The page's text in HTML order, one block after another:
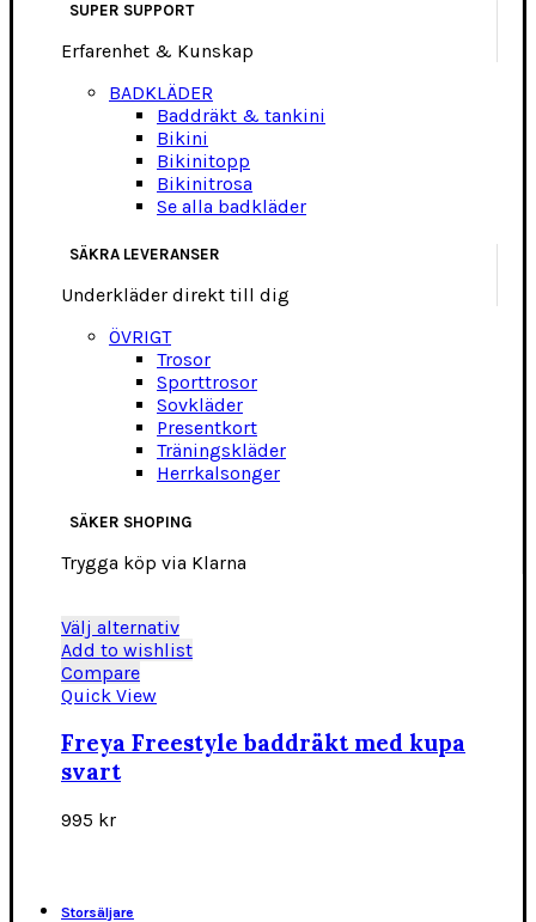
SUPER SUPPORT
Erfarenhet & Kunskap
BADKLÄDER
Baddräkt & tankini
Bikini
Bikinitopp
Bikinitrosa
Se alla badkläder
SÄKRA LEVERANSER
Underkläder direkt till dig
ÖVRIGT
Trosor
Sporttrosor
Sovkläder
Presentkort
Träningskläder
Herrkalsonger
SÄKER SHOPING
Trygga köp via Klarna
Välj alternativDen
här
varianter.
Add to wishlist
Compare
Quick View
Freya Freestyle baddräkt med kupa
svart
995 kr
Storsäljare